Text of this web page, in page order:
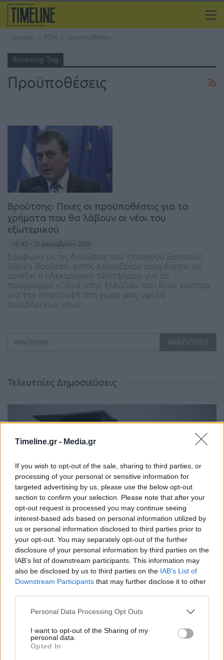
Timeline.gr - Media.gr
If you wish to opt-out of the sale, sharing to third parties, or
processing of your personal or sensitive information for
targeted advertising by us, please use the below opt-out
section to confirm your selection. Please note that after your
opt-out request is processed you may continue seeing
interest-based ads based on personal information utilized by
us or personal information disclosed to third parties prior to
your opt-out. You may separately opt-out of the further
disclosure of your personal information by third parties on the
IAB’s list of downstream participants. This information may
also be disclosed by us to third parties on the IAB’s List of
Downstream Participants that may further disclose it to other
Personal Data Processing Opt Outs
I want to opt-out of the Sharing of my
personal data.
Opted In
Αρχική ΡΟΗ προϋποθέσεις
Browsing Tag
Προϋποθέσεις
Βρούτσης: Ποιες οι προϋποθέσεις για τα
χρήματα που θα λάβουν οι νέοι του
εξωτερικού
13:42 - 10 Δεκεμβρίου 2019
Σύμφωνα με τις δηλώσεις του Υπουργού Εργασίας
Γιάννη Βρούτση, εντός Δεκεμβρίου αναμένεται να
ανοίξει η ηλεκτρονική πλατφόρμα για το
πρόγραμμα «Ξανά στην Ελλάδα» που δίνει κίνητρα
για την επιστροφή στη χώρα μας υψηλά
αμειβόμενων νέων…
Τελευταίες Δημοσιεύσεις
ΔΥΠΑ: Συνολικά 55.000 voucher
βιβλίων ενεργοποιήθηκαν σε δύο
εβδομάδες
19:53 - 14 Σεπτεμβρίου 2023